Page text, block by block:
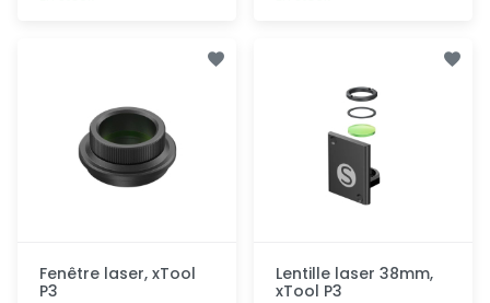
Fenêtre laser, xTool
P3
Lentille laser 38mm,
xTool P3